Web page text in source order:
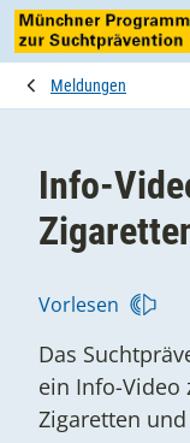
Meldungen
Info-
Vorlesen
Das
ein Info-Video
Zigaretten